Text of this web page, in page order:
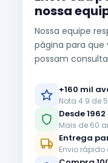
nossa
Nossa equipe
página para
possam
+160 mil
Nota 4.9 de
Desde 1962
Mais de 60
Entrega
Envio